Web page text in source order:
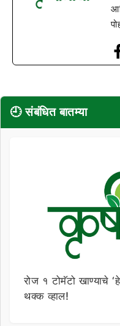
🕘 संबंधित बातम्या
रोज १ टोमॅटो खाण्याचे
थक्क व्हाल!